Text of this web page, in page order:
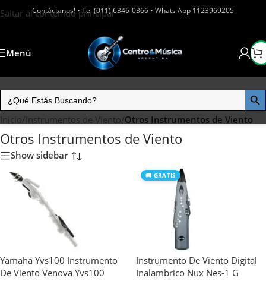
Saltar al contenido principal
Contáctanos! • Tel (011) 6346-0366 • Whats App 1123969205
Menú
Inicio/Instrumentos de Viento/Otros Instrumentos de Viento
Otros Instrumentos de Viento
Show sidebar
Yamaha Yvs100 Instrumento
De Viento Venova Yvs100
🚚 GRATIS
Instrumento De Viento Digital
Inalambrico Nux Nes-1 G